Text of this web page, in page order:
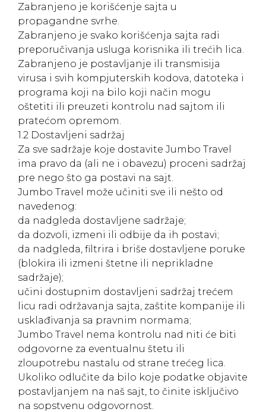
Zabranjeno je korišćenje sajta u
propagandne svrhe.
Zabranjeno je svako korišćenja sajta radi
preporučivanja usluga korisnika ili trećih lica.
Zabranjeno je postavljanje ili transmisija
virusa i svih kompjuterskih kodova, datoteka i
programa koji na bilo koji način mogu
oštetiti ili preuzeti kontrolu nad sajtom ili
pratećom opremom.
1.2 Dostavljeni sadržaj
Za sve sadržaje koje dostavite Jumbo Travel
ima pravo da (ali ne i obavezu) proceni sadržaj
pre nego što ga postavi na sajt.
Jumbo Travel može učiniti sve ili nešto od
navedenog:
da nadgleda dostavljene sadržaje;
da dozvoli, izmeni ili odbije da ih postavi;
da nadgleda, filtrira i briše dostavljene poruke
(blokira ili izmeni štetne ili neprikladne
sadržaje);
učini dostupnim dostavljeni sadržaj trećem
licu radi održavanja sajta, zaštite kompanije ili
usklađivanja sa pravnim normama;
Jumbo Travel nema kontrolu nad niti će biti
odgovorne za eventualnu štetu ili
zloupotrebu nastalu od strane trećeg lica.
Ukoliko odlučite da bilo koje podatke objavite
postavljanjem na naš sajt, to činite isključivo
na sopstvenu odgovornost.